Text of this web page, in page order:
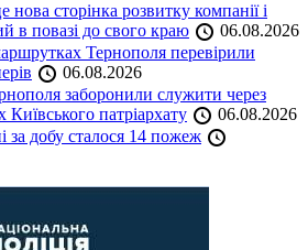
нова сторінка розвитку компанії і
в повазі до свого краю
06.08.2026
Тернополя перевірили
06.08.2026
заборонили служити через
Київського патріархату
06.08.2026
за добу сталося 14 пожеж